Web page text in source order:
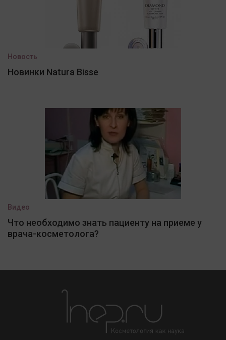
Новость
Новинки Natura Bisse
Видео
Что необходимо знать пациенту на приеме у
врача-косметолога?